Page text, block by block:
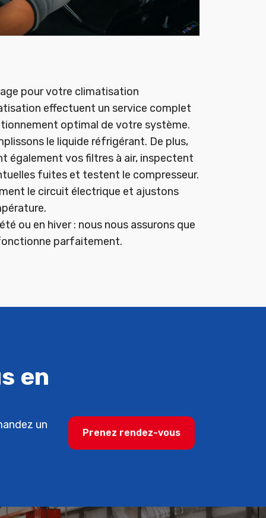
pour votre climatisation
effectuent un service complet
optimal de votre système.
le liquide réfrigérant. De plus,
également vos filtres à air, inspectent
fuites et testent le compresseur.
le circuit électrique et ajustons
ou en hiver : nous nous assurons que
parfaitement.
en
un
Prenez rendez-vous